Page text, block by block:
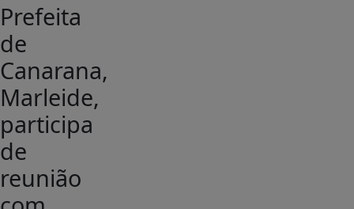
Prefeita
de
Canarana,
Marleide,
participa
de
reunião